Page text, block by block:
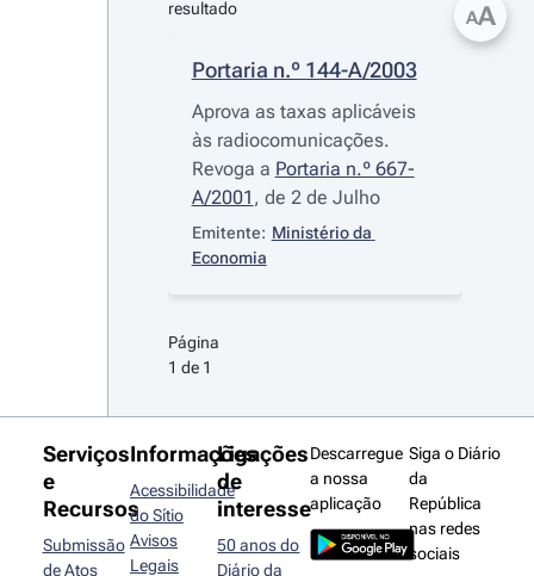
resultado
Portaria n.º 144-A/2003
Aprova as taxas aplicáveis
às radiocomunicações.
Revoga a Portaria n.º 667-
A/2001 , de 2 de Julho
Emitente: Ministério da
Economia
Página
1 de 1
AA
Serviços
e
Recursos
Submissão
de Atos
Informações
Acessibilidade
do Sítio
Avisos
Legais
Ligações
de
interesse
50 anos do
Diário da
Descarregue
a nossa
aplicação
Siga o Diário
da
República
nas redes
sociais